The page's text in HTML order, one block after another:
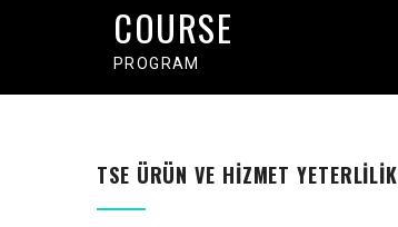
COURSE
PROGRAM
TSE ÜRÜN VE HIZMET YETERLILIK